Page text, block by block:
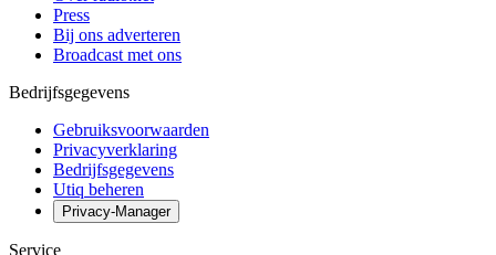
Press
Bij ons adverteren
Broadcast met ons
Bedrijfsgegevens
Gebruiksvoorwaarden
Privacyverklaring
Bedrijfsgegevens
Utiq beheren
Privacy-Manager
Service